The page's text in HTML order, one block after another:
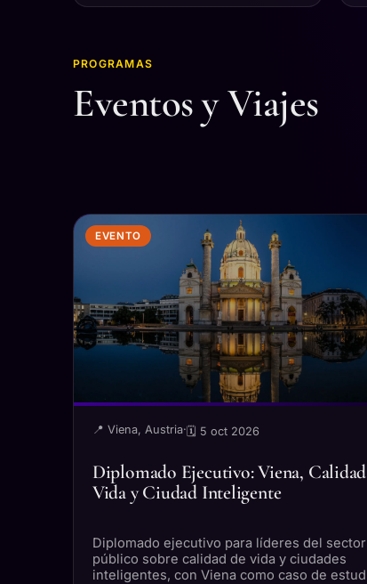
PROGRAMAS
Eventos y Viajes
EVENTO
📍 Viena, Austria· 🗓 5 oct 2026
Diplomado Ejecutivo: Viena,
Vida y Ciudad Inteligente
Diplomado ejecutivo para líderes del sector
público sobre calidad de vida y ciudades
inteligentes, con Viena como caso de